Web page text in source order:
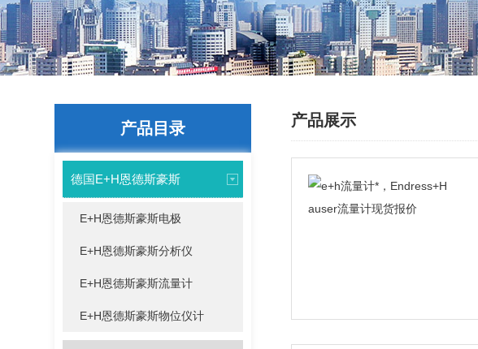
产品目录
德国E+H恩德斯豪斯
E+H恩德斯豪斯电极
E+H恩德斯豪斯分析仪
E+H恩德斯豪斯流量计
E+H恩德斯豪斯物位仪计
产品展示